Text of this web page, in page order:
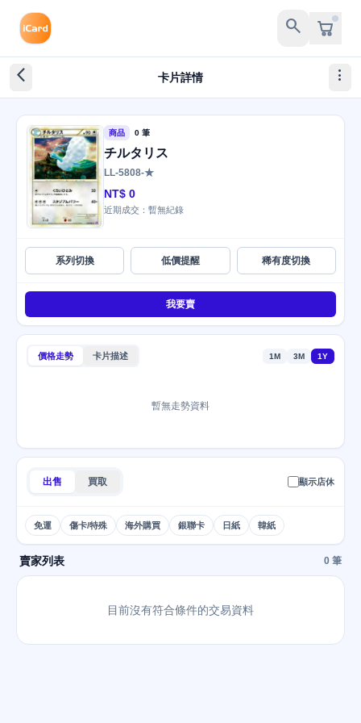
search
arrow_back_ios_new 卡片詳情 more_vert
商品 0 筆
チルタリス
LL-5808-★
NT$ 0
近期成交：暫無紀錄
系列切換 低價提醒 稀有度切換
我要賣
價格走勢 卡片描述 1M 3M 1Y
暫無走勢資料
出售 買取 顯示店休
免運 傷卡/特殊 海外購買 銀聯卡 日紙 韓紙
賣家列表 0 筆
目前沒有符合條件的交易資料